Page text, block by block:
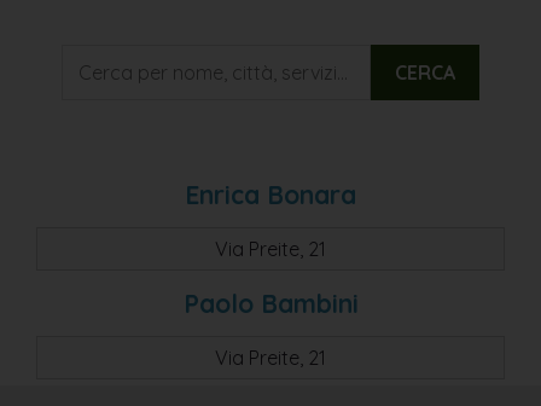
CERCA
Enrica Bonara
Via Preite, 21
Paolo Bambini
Via Preite, 21